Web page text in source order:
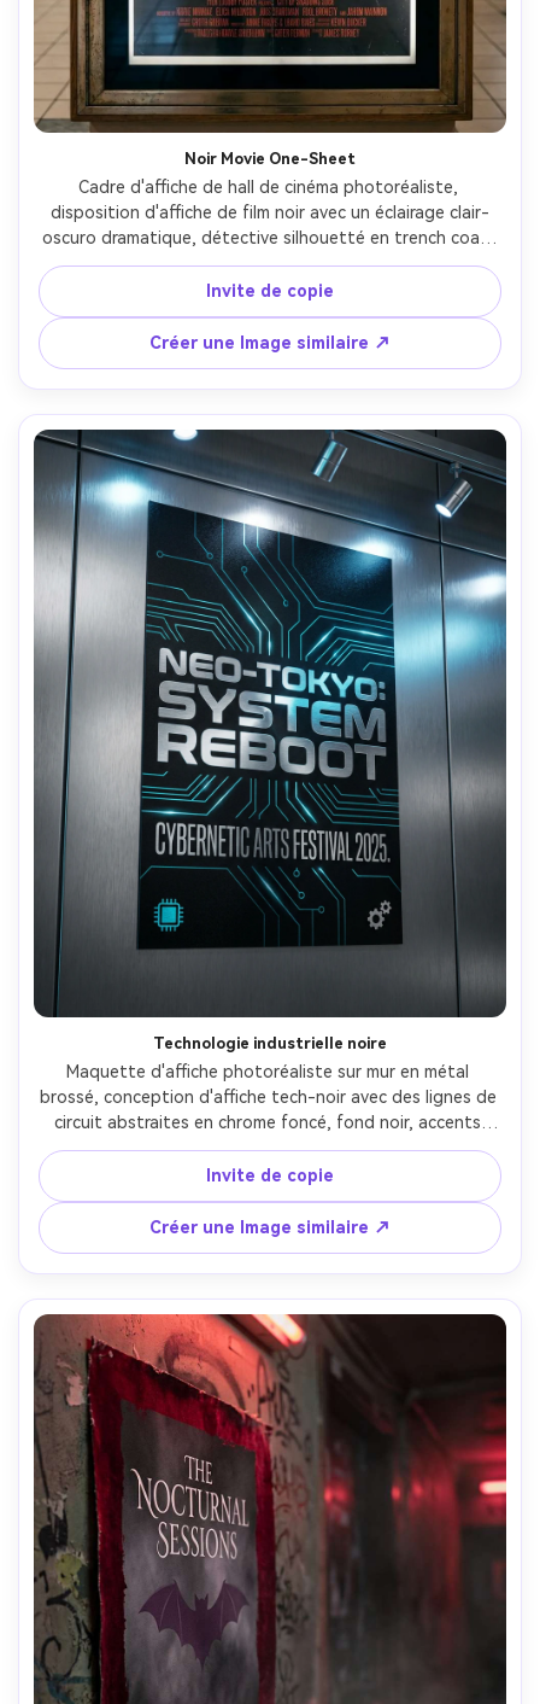
Noir Movie One-Sheet
Cadre d'affiche de hall de cinéma photoréaliste,
disposition d'affiche de film noir avec un éclairage clair-
oscuro dramatique, détective silhouetté en trench coat,
fumée de cigarette se serrant dans le titre, monochrome
avec un accent rouge pour les crédits, bloc de
facturation classique, rayures subtiles du film, réflexion
d'impression brillante, tourné sur Sony A7S III, 35mm,
f/1.8, réalisme cinématographique-AR 4:5
Invite de copie
Créer une Image similaire ↗
Technologie industrielle noire
Maquette d'affiche photoréaliste sur mur en métal
brossé, conception d'affiche tech-noir avec des lignes de
circuit abstraites en chrome foncé, fond noir, accents
microglow cyan, typographie géométrique audacieuse,
iconographie minimale, contraste élevé, scintillement
d'encre métallique réaliste, éclairage studio cool, prise sur
Canon R5, 50mm, f/2.5, détails nets et réflexions nettes-
AR 4:5
Invite de copie
Créer une Image similaire ↗
Créez des images IA
à l’infini. 100 %
gratuit!
Créer Gratuitement →